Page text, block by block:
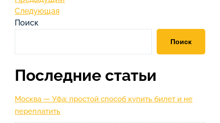
по
запись
Следующая
запись
Следующая
Поиск
Поиск
Последние статьи
Москва — Уфа: простой способ купить билет и не
переплатить